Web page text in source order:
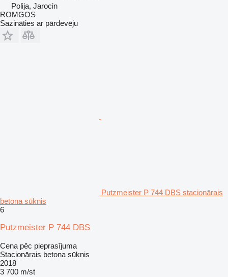
Polija, Jarocin
ROMGOS
Sazināties ar pārdevēju
Putzmeister P 744 DBS stacionārais
betona sūknis
6
Putzmeister P 744 DBS
Cena pēc pieprasījuma
Stacionārais betona sūknis
2018
3 700 m/st